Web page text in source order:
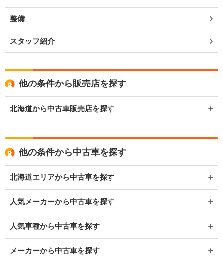
整備
スタッフ紹介
他の条件から販売店を探す
北海道から中古車販売店を探す
他の条件から中古車を探す
北海道エリアから中古車を探す
人気メーカーから中古車を探す
人気車種から中古車を探す
メーカーから中古車を探す